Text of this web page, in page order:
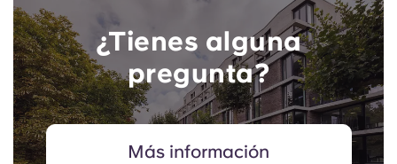
¿Tienes alguna
pregunta?
Más información